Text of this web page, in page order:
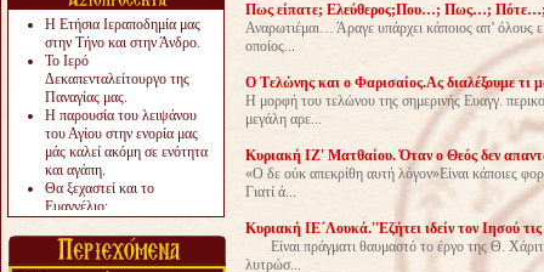
Η Ετήσια Ιεραποδημία μας
στην Τήνο και στην Άνδρο.
Το Ιερό
Δεκαπενταλείτουργο της
Παναγίας μας.
Η παρουσία του λειψάνου
του Αγίου στην ενορία μας
μάς καλεί ακόμη σε ενότητα
και αγάπη.
Θα ξεχαστεί και το
Ευαγγέλιο;
«πολύ αργά».
Ζητείται....
Πως είπατε; Ελεύθερος;Που…; Πως…;
Αναρωτιέμαι… Άραγε υπάρχει κάποιος απ’ όλους
οποίος...
O Tελώνης και ο Φαρισαίος.Ας διαλέξουμε τι
Η μορφή του τελώνου της σημερινής Ευαγγ.
μεγάλη αρε...
Κυριακή ΙΖ' Ματθαίου. Όταν ο Θεός δεν
«Ο δε ούκ απεκρίθη αυτή λόγον»Είναι κάποιες
Γιατί ά...
Kυριακή ΙΕ΄Λουκά.''Εζήτει ιδείν τον Ιησού
Είναι πράγματι θαυμαστό το έργο της Θ.
λυτρώσ...